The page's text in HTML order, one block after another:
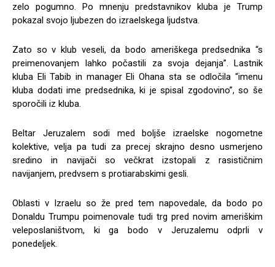
zelo pogumno. Po mnenju predstavnikov kluba je Trump
pokazal svojo ljubezen do izraelskega ljudstva.
Zato so v klub veseli, da bodo ameriškega predsednika “s
preimenovanjem lahko počastili za svoja dejanja”. Lastnik
kluba Eli Tabib in manager Eli Ohana sta se odločila “imenu
kluba dodati ime predsednika, ki je spisal zgodovino”, so še
sporočili iz kluba.
Beltar Jeruzalem sodi med boljše izraelske nogometne
kolektive, velja pa tudi za precej skrajno desno usmerjeno
sredino in navijači so večkrat izstopali z rasističnim
navijanjem, predvsem s protiarabskimi gesli.
Oblasti v Izraelu so že pred tem napovedale, da bodo po
Donaldu Trumpu poimenovale tudi trg pred novim ameriškim
veleposlaništvom, ki ga bodo v Jeruzalemu odprli v
ponedeljek.